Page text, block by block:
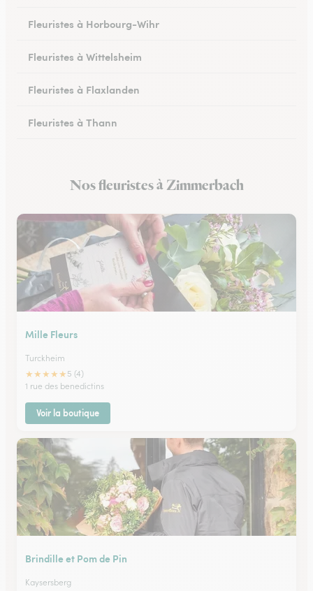
Fleuristes à Horbourg-Wihr
Fleuristes à Wittelsheim
Fleuristes à Flaxlanden
Fleuristes à Thann
Fleuristes à Kingersheim
Nos fleuristes à Zimmerbach
Mille Fleurs
Turckheim
★★★★★ 5 (4)
1 rue des benedictins
Voir la boutique
Brindille et Pom de Pin
Kaysersberg